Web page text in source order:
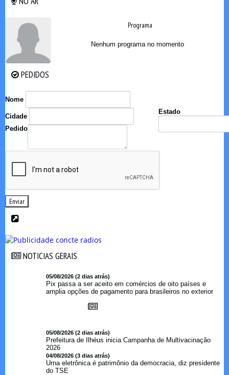
Programa
Nenhum programa no momento
PEDIDOS
Nome
Cidade
Estado
Pedido
Enviar
NOTICIAS GERAIS
05/08/2026 (2 dias atrás)
Pix passa a ser aceito em comércios de oito países e
amplia opções de pagamento para brasileiros no exterior
05/08/2026 (2 dias atrás)
Prefeitura de Ilhéus inicia Campanha de Multivacinação
2026
04/08/2026 (3 dias atrás)
Urna eletrônica é patrimônio da democracia, diz presidente
do TSE